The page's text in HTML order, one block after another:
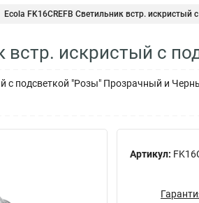
Ecola FK16CREFB Светильник встр. искристый
встр. искристый с
с подсветкой "Розы" Прозрачный и
Артикул: